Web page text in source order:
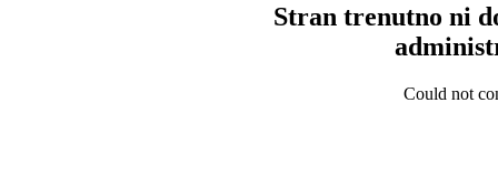
Stran trenutno ni
Could not